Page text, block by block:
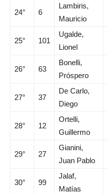
24° 6
Lambiris,
Mauricio
25° 101
Ugalde,
Lionel
26° 63
Bonelli,
Próspero
27° 37
De Carlo,
Diego
28° 12
Ortelli,
Guillermo
29° 27
Gianini,
Juan Pablo
30° 99
Jalaf,
Matías